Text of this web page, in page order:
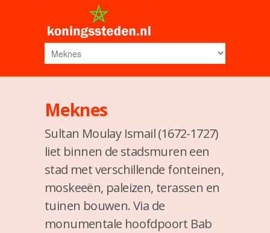
Meknes
Sultan Moulay Ismail (1672-1727)
liet binnen de stadsmuren een
stad met verschillende fonteinen,
moskeeën, paleizen, terassen en
tuinen bouwen. Via de
monumentale hoofdpoort Bab